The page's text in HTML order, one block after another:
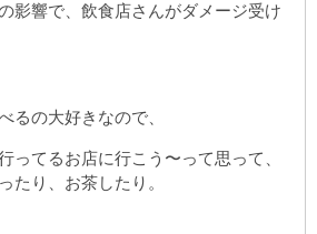
影響で、飲食店さんがダメージ受け
るの大好きなので、
ってるお店に行こう〜って思って、
たり、お茶したり。